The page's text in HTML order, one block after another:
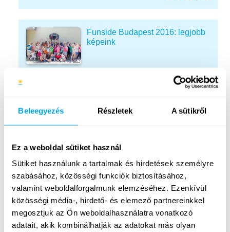
Beleegyezés Részletek A sütikről
Ez a weboldal sütiket használ
Sütiket használunk a tartalmak és hirdetések személyre
szabásához, közösségi funkciók biztosításához,
valamint weboldalforgalmunk elemzéséhez. Ezenkívül
közösségi média-, hirdető- és elemező partnereinkkel
megosztjuk az Ön weboldalhasználatra vonatkozó
adatait, akik kombinálhatják az adatokat más olyan
Funside Budapest 2016: legjobb
képeink
Funside Budapest 2015: legjobb
Funside Budapest 2014: legjobb
képeink
35 Fénykép